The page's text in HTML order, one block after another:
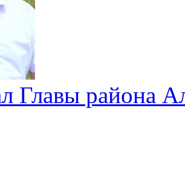
Главы района